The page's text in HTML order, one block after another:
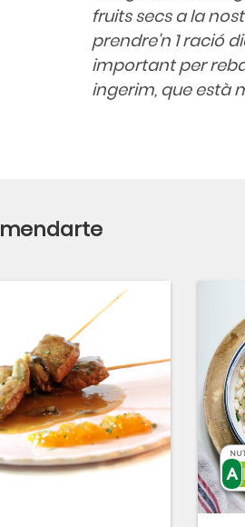
fruits secs a la
prendre'n 1 ració
important per
ingerim, que està